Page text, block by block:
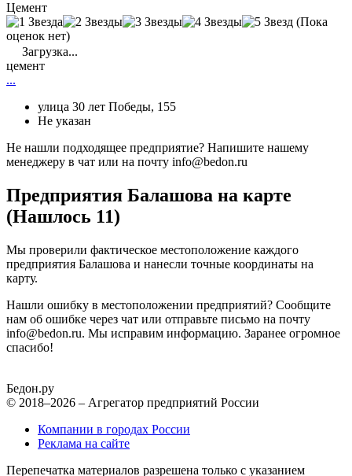
Цемент
(Пока
оценок нет)
Загрузка...
цемент
...
улица 30 лет Победы, 155
Не указан
Не нашли подходящее предприятие? Напишите нашему
менеджеру в чат или на почту info@bedon.ru
Предприятия Балашова на карте
(Нашлось 11)
Мы проверили фактическое местоположение каждого
предприятия Балашова и нанесли точные координаты на
карту.
Нашли ошибку в местоположении предприятий? Сообщите
нам об ошибке через чат или отправьте письмо на почту
info@bedon.ru. Мы исправим информацию. Заранее огромное
спасибо!
Бедон.ру
© 2018–2026 – Агрегатор предприятий России
Компании в городах России
Реклама на сайте
Перепечатка материалов разрешена только с указанием